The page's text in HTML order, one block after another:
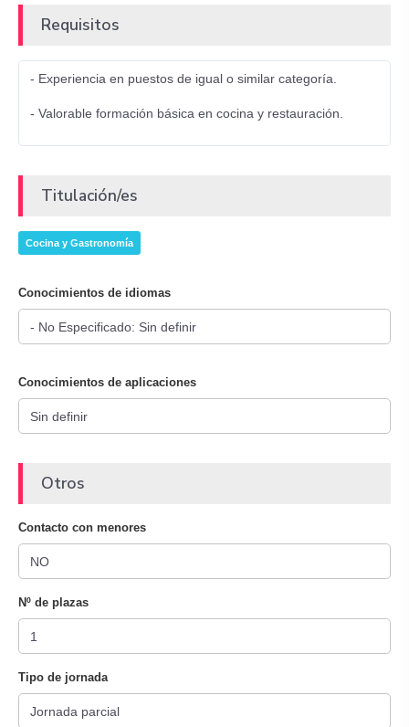
Requisitos
- Experiencia en puestos de igual o similar categoría.
- Valorable formación básica en cocina y restauración.
Titulación/es
Cocina y Gastronomía
Conocimientos de idiomas
Conocimientos de aplicaciones
Otros
Contacto con menores
Nº de plazas
Tipo de jornada